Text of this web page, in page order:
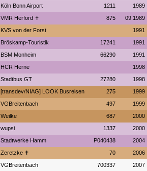
Köln Bonn Airport 1211 1989
VMR Herford ✝ 875 09.1989
KVS von der Forst 1991
Bröskamp-Touristik 17241 1991
BSM Monheim 66290 1991
HCR Herne 1998
Stadtbus GT 27280 1998
[transdev/NIAG] LOOK Busreisen 275 1999
VGBreitenbach 497 1999
Weilke 687 2000
wupsi 1337 2000
Stadtwerke Hamm P040438 2004
Zeretzke ✝ 70 2006
VGBreitenbach 700337 2007